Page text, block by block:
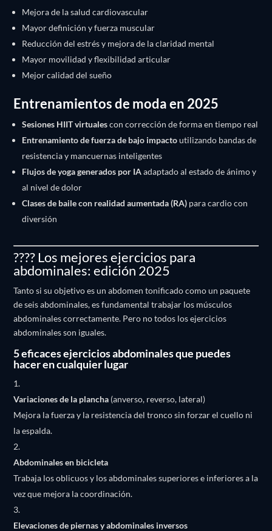
Mejora de la salud cardiovascular
Mayor definición y fuerza muscular
Reducción del estrés y mejora de la claridad mental
Mayor movilidad y flexibilidad articular
Mejor calidad del sueño
Entrenamientos de moda en 2025
Sesiones HIIT virtualescon corrección de forma en tiempo real
Entrenamiento de fuerza de bajo impactoutilizando bandas de
resistencia y mancuernas inteligentes
Flujos de yoga generados por IAadaptado al estado de ánimo y
al nivel de dolor
Clases de baile con realidad aumentada (RA) para cardio con
diversión
???? Los mejores ejercicios para
abdominales: edición 2025
Tanto si su objetivo es un abdomen tonificado como un paquete
de seis abdominales, es fundamental trabajar los músculos
abdominales correctamente. Pero no todos los ejercicios
abdominales son iguales.
5 eficaces ejercicios abdominales que puedes
hacer en cualquier lugar
Variaciones de la plancha (anverso, reverso, lateral)
Mejora la fuerza y la resistencia del tronco sin forzar el cuello ni
la espalda.
Abdominales en bicicleta
Trabaja los oblicuos y los abdominales superiores e inferiores a la
vez que mejora la coordinación.
Elevaciones de piernas y abdominales inversos